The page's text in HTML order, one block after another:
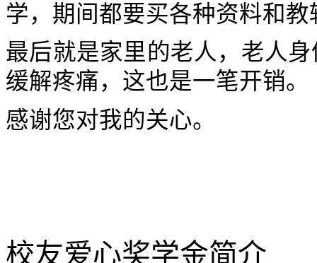
学，期间都要买各种资料和
最后就是家里的老人，老人
缓解疼痛，这也是一笔开销。
感谢您对我的关心。
校友爱心奖学金简介